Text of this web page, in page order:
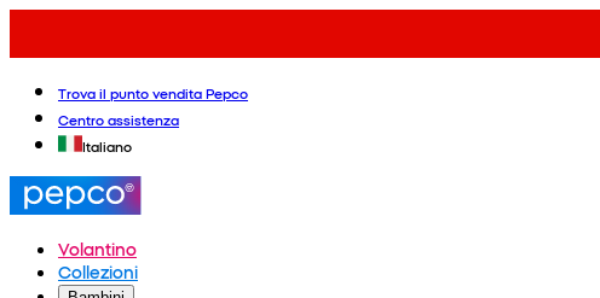
Trova il punto vendita Pepco
Centro assistenza
Italiano
Volantino
Collezioni